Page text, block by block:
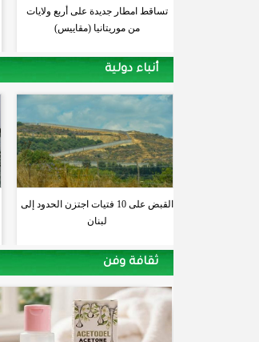
تساقط امطار جديدة على أربع ولايات
من موريتانيا (مقاييس)
أنباء دولية
القبض على 10 فتيات اجتزن الحدود إلى
لبنان
ثقافة وفن